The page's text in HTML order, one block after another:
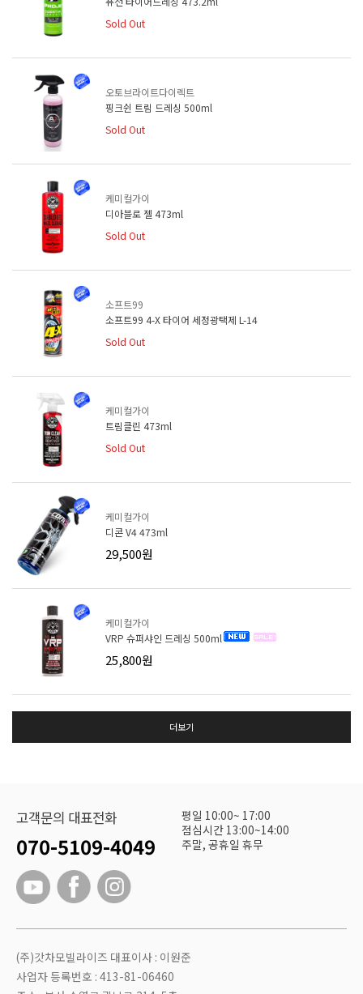
Sold Out
오토브라이트다이렉트
핑크쉰 트림 드레싱 500ml
Sold Out
케미컬가이
디아블로 젤 473ml
Sold Out
소프트99
소프트99 4-X 타이어 세정광택제 L-14
Sold Out
케미컬가이
트림클린 473ml
Sold Out
케미컬가이
디콘 V4 473ml
29,500원
케미컬가이
VRP 슈퍼샤인 드레싱 500ml
25,800원
더보기
고객문의 대표전화
070-5109-4049
평일 10:00~ 17:00
점심시간 13:00~14:00
주말, 공휴일 휴무
(주)갓차모빌라이즈 대표이사 : 이원준
사업자 등록번호 : 413-81-06460